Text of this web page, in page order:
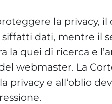
la privacy, il
dati, mentre il
la quei di ricerca e
webmaster. La
e all‘oblio